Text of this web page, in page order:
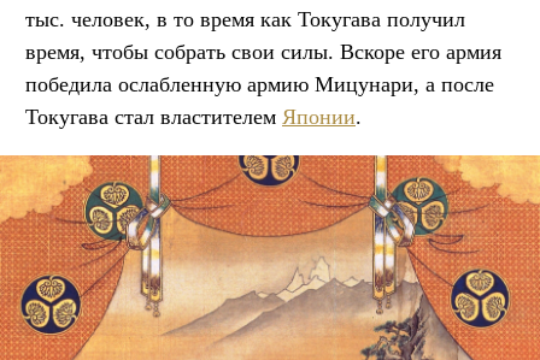
тыс. человек, в то время как Токугава получил
время, чтобы собрать свои силы. Вскоре его армия
победила ослабленную армию Мицунари, а после
Токугава стал властителем Японии.